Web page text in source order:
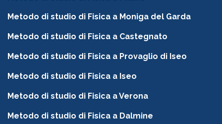
Metodo di studio di Fisica a Moniga del Garda
Metodo di studio di Fisica a Castegnato
Metodo di studio di Fisica a Provaglio di Iseo
Metodo di studio di Fisica a Iseo
Metodo di studio di Fisica a Verona
Metodo di studio di Fisica a Dalmine